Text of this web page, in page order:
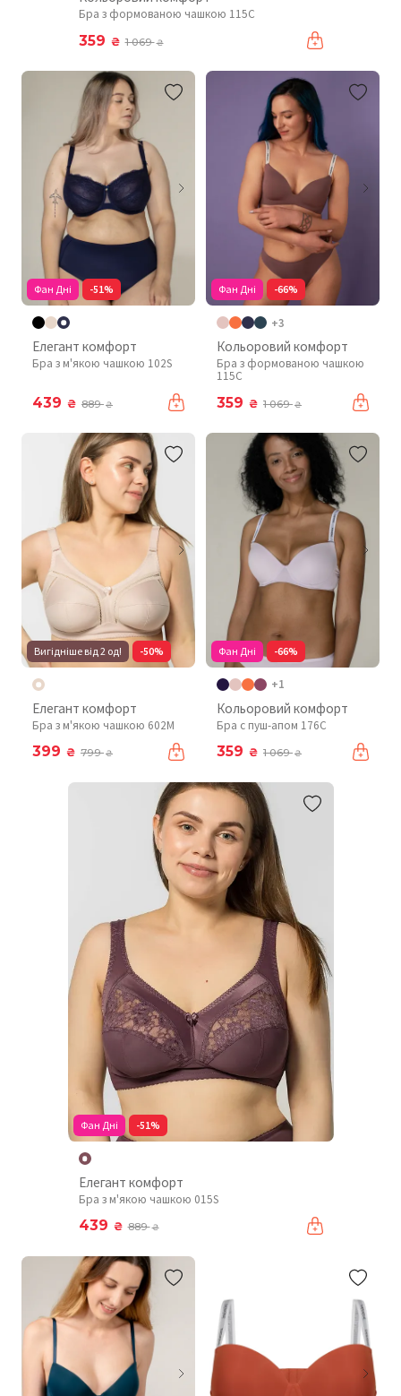
Бра з формованою чашкою 115C
359 ₴ 1 069₴
Фан Дні -51%
Елегант комфорт
Бра з м'якою чашкою 102S
439 ₴ 889₴
Фан Дні -66%
+3
Кольоровий комфорт
Бра з формованою чашкою
115C
359 ₴ 1 069₴
Вигідніше від 2 од! -50%
Елегант комфорт
Бра з м'якою чашкою 602М
399 ₴ 799₴
Фан Дні -66%
+1
Кольоровий комфорт
Бра с пуш-апом 176C
359 ₴ 1 069₴
Фан Дні -51%
Елегант комфорт
Бра з м'якою чашкою 015S
439 ₴ 889₴